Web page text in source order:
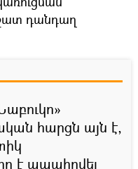
դանդաղ
հարցն այն է,
է ապահովել